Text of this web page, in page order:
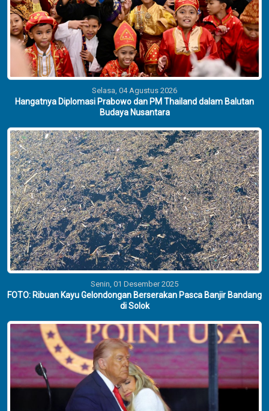
Selasa, 04 Agustus 2026
Hangatnya Diplomasi Prabowo dan PM Thailand dalam Balutan
Budaya Nusantara
Senin, 01 Desember 2025
FOTO: Ribuan Kayu Gelondongan Berserakan Pasca Banjir Bandang
di Solok